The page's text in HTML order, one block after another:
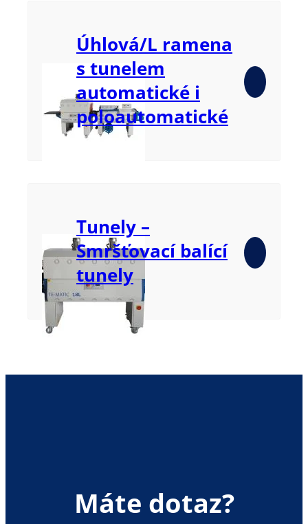
Úhlová/L ramena
s tunelem
automatické i
poloautomatické
Tunely –
Smršťovací balící
tunely
Máte dotaz?